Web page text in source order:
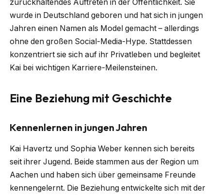
zurückhaltendes Auftreten in der Öffentlichkeit. Sie
wurde in Deutschland geboren und hat sich in jungen
Jahren einen Namen als Model gemacht – allerdings
ohne den großen Social-Media-Hype. Stattdessen
konzentriert sie sich auf ihr Privatleben und begleitet
Kai bei wichtigen Karriere-Meilensteinen.
Eine Beziehung mit Geschichte
Kennenlernen in jungen Jahren
Kai Havertz und Sophia Weber kennen sich bereits
seit ihrer Jugend. Beide stammen aus der Region um
Aachen und haben sich über gemeinsame Freunde
kennengelernt. Die Beziehung entwickelte sich mit der